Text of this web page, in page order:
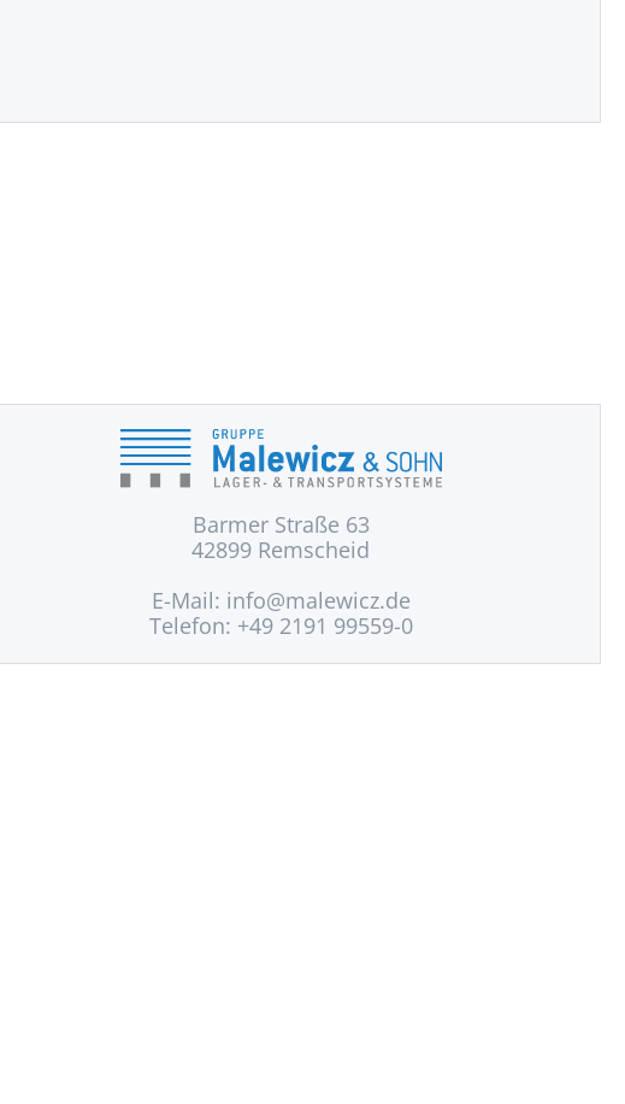
Barmer Straße 63
42899 Remscheid
E-Mail: info@malewicz.de
Telefon: +49 2191 99559-0